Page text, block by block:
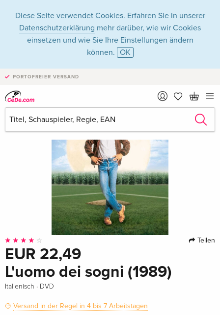
Diese Seite verwendet Cookies. Erfahren Sie in unserer
Datenschutzerklärung mehr darüber, wie wir Cookies
einsetzen und wie Sie Ihre Einstellungen ändern
können. OK
PORTOFREIER VERSAND
Teilen
EUR 22,49
L'uomo dei sogni (1989)
Italienisch · DVD
Versand in der Regel in 4 bis 7 Arbeitstagen